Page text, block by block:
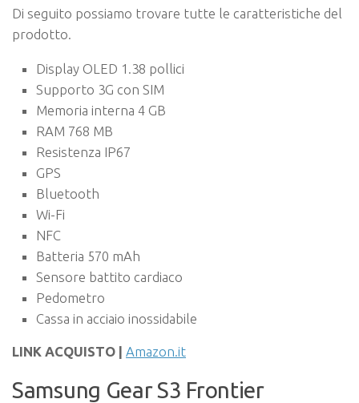
Di seguito possiamo trovare tutte le caratteristiche del
prodotto.
Display OLED 1.38 pollici
Supporto 3G con SIM
Memoria interna 4 GB
RAM 768 MB
Resistenza IP67
GPS
Bluetooth
Wi-Fi
NFC
Batteria 570 mAh
Sensore battito cardiaco
Pedometro
Cassa in acciaio inossidabile
LINK ACQUISTO | Amazon.it
Samsung Gear S3 Frontier